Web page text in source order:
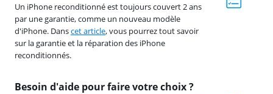
Besoin d'aide pour faire votre choix ?
Un iPhone reconditionné est toujours couvert 2 ans
par une garantie, comme un nouveau modèle
d'iPhone. Danscet article, vous pourrez tout savoir
sur la garantie et la réparation des iPhone
reconditionnés.